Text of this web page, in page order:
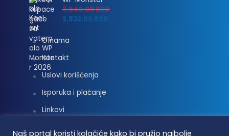
3,540.00RSD
2,832.00 RSD
O nama
Kontakt
Uslovi korišćenja
Isporuka i plaćanje
Linkovi
Naš portal koristi kolačiće kako bi pružio najbolje